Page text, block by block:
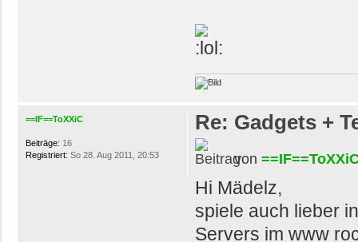
Re: Gadgets +
von
Hi Mädelz,
spiele auch lieber
Servers im www
==IF==ToXXiC
Beiträge: 16
Registriert: So 28. Aug 2011, 20:53